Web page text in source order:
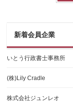
新着会員企業
いとう行政書士事務所
(株)Lily Cradle
株式会社ジュンレオ